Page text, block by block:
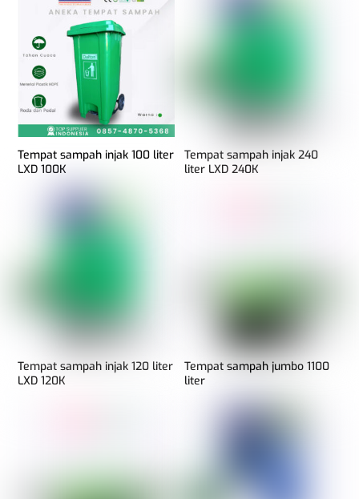
Tempat sampah injak 100 liter
LXD 100K
Tempat sampah injak 240
liter LXD 240K
Tempat sampah injak 120 liter
LXD 120K
Tempat sampah jumbo 1100
liter